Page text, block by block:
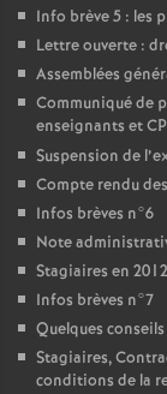
Info brève 5 : les
Lettre ouverte :
Assemblées
Communiqué de
enseignants et
Suspension de
Compte rendu des
Infos brèves n°6
Note
Stagiaires en
Infos brèves n°7
Quelques
Stagiaires,
conditions de la